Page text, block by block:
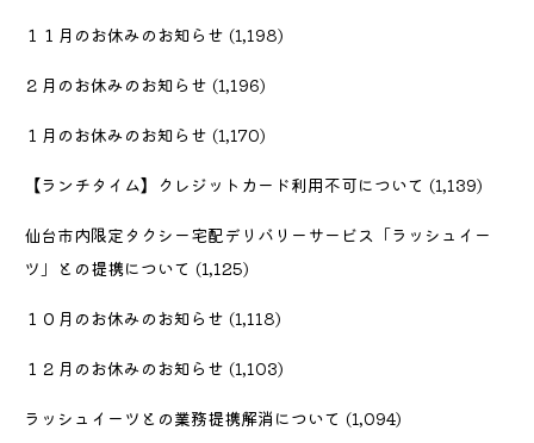
１１月のお休みのお知らせ (1,198)
２月のお休みのお知らせ (1,196)
１月のお休みのお知らせ (1,170)
【ランチタイム】クレジットカード利用不可について (1,139)
仙台市内限定タクシー宅配デリバリーサービス「ラッシュイー
ツ」との提携について (1,125)
１０月のお休みのお知らせ (1,118)
１２月のお休みのお知らせ (1,103)
ラッシュイーツとの業務提携解消について (1,094)